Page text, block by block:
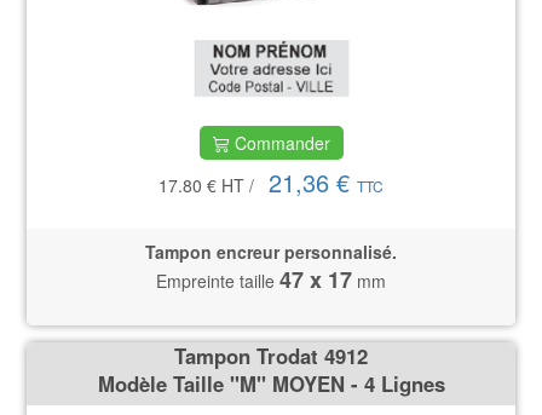
Commander
17.80 € HT / 21,36 € TTC
Tampon encreur personnalisé.
Empreinte taille 47 x 17 mm
Tampon Trodat 4912
Modèle Taille ''M'' MOYEN - 4 Lignes